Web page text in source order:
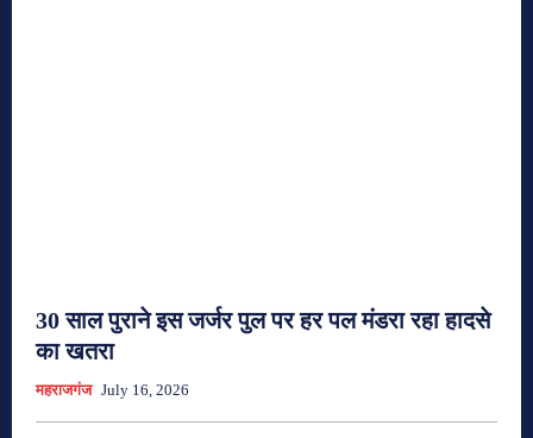
30 साल पुराने इस जर्जर पुल पर हर पल मंडरा रहा हादसे
का खतरा
महराजगंज July 16, 2026